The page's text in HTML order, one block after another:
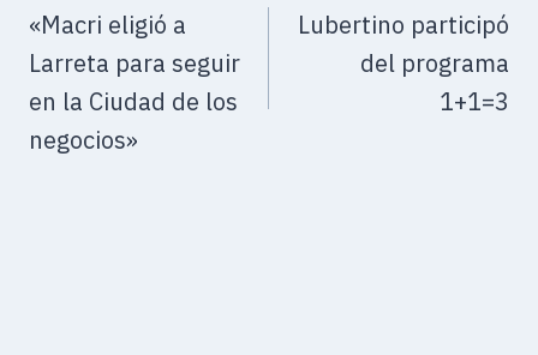
«Macri eligió a
Larreta para seguir
en la Ciudad de los
negocios»
Lubertino participó
del programa
1+1=3